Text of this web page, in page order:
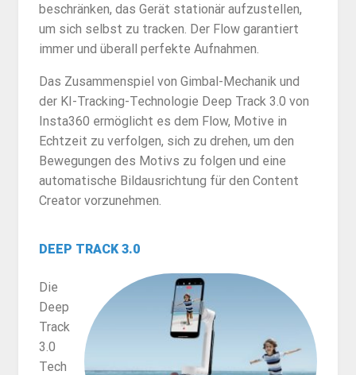
beschränken, das Gerät stationär aufzustellen,
um sich selbst zu tracken. Der Flow garantiert
immer und überall perfekte Aufnahmen.
Das Zusammenspiel von Gimbal-Mechanik und
der KI-Tracking-Technologie Deep Track 3.0 von
Insta360 ermöglicht es dem Flow, Motive in
Echtzeit zu verfolgen, sich zu drehen, um den
Bewegungen des Motivs zu folgen und eine
automatische Bildausrichtung für den Content
Creator vorzunehmen.
DEEP TRACK 3.0
Die
Deep
Track
3.0
Tech